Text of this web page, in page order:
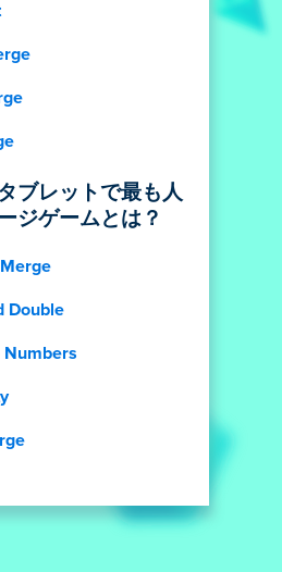
ブレットで最も人
ジゲームとは？
Double
Numbers